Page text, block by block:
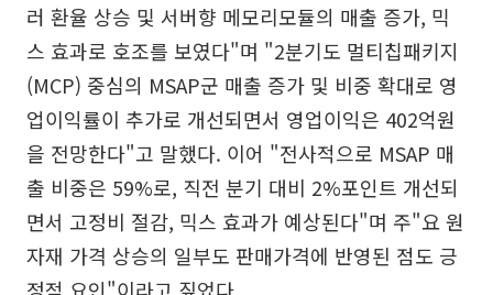
러 환율 상승 및 서버향 메모리모듈의 매출 증가, 믹
스 효과로 호조를 보였다"며 "2분기도 멀티칩패키지
(MCP) 중심의 MSAP군 매출 증가 및 비중 확대로 영
업이익률이 추가로 개선되면서 영업이익은 402억원
을 전망한다"고 말했다. 이어 "전사적으로 MSAP 매
출 비중은 59%로, 직전 분기 대비 2%포인트 개선되
면서 고정비 절감, 믹스 효과가 예상된다"며 주"요 원
자재 가격 상승의 일부도 판매가격에 반영된 점도 긍
정적 요인"이라고 짚었다.